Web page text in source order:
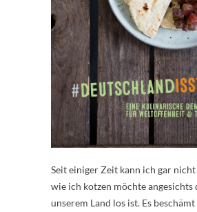
Seit einiger Zeit kann ich gar nicht
wie ich kotzen möchte angesichts
unserem Land los ist. Es